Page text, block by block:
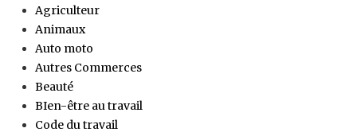
Agriculteur
Animaux
Auto moto
Autres Commerces
Beauté
BIen-être au travail
Code du travail